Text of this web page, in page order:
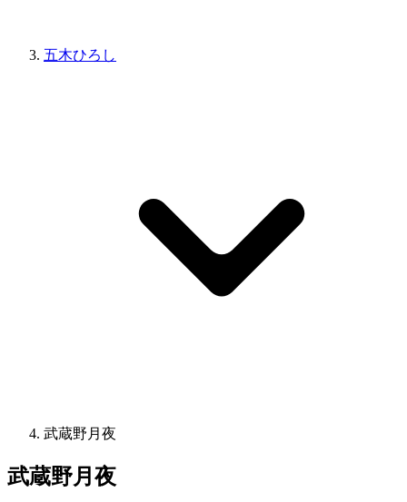
五木ひろし
武蔵野月夜
武蔵野月夜